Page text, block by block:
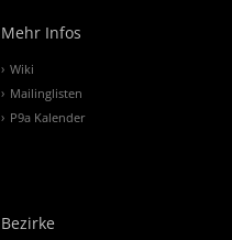
Mehr Infos
Wiki
Mailinglisten
P9a Kalender
Bezirke